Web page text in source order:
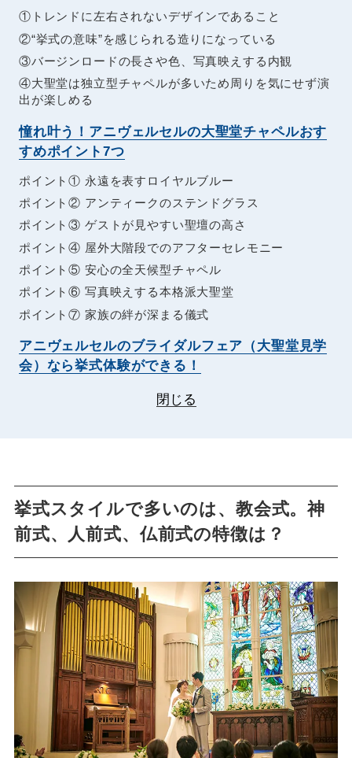
①トレンドに左右されないデザインであること
②“挙式の意味”を感じられる造りになっている
③バージンロードの長さや色、写真映えする内観
④大聖堂は独立型チャペルが多いため周りを気にせず演
出が楽しめる
憧れ叶う！アニヴェルセルの大聖堂チャペルおす
すめポイント7つ
ポイント① 永遠を表すロイヤルブルー
ポイント② アンティークのステンドグラス
ポイント③ ゲストが見やすい聖壇の高さ
ポイント④ 屋外大階段でのアフターセレモニー
ポイント⑤ 安心の全天候型チャペル
ポイント⑥ 写真映えする本格派大聖堂
ポイント⑦ 家族の絆が深まる儀式
アニヴェルセルのブライダルフェア（大聖堂見学
会）なら挙式体験ができる！
閉じる
挙式スタイルで多いのは、教会式。神
前式、人前式、仏前式の特徴は？